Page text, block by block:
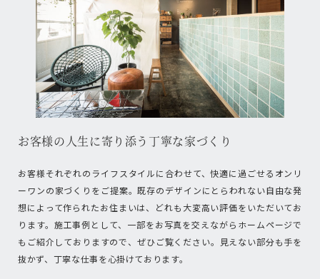
お客様の人生に寄り添う丁寧な家づくり
お客様それぞれのライフスタイルに合わせて、快適に過ごせるオンリ
ーワンの家づくりをご提案。既存のデザインにとらわれない自由な発
想によって作られたお住まいは、どれも大変高い評価をいただいてお
ります。施工事例として、一部をお写真を交えながらホームページで
もご紹介しておりますので、ぜひご覧ください。見えない部分も手を
抜かず、丁寧な仕事を心掛けております。